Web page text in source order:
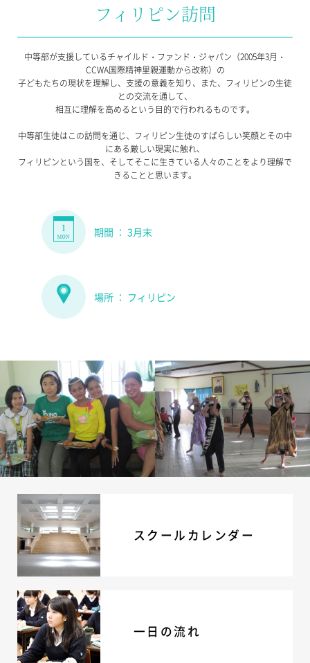
クラブ・同好会紹介
制服紹介
生徒の作品
ADMISSION
入試・入学案内
入試要項
入試結果
入学金・学費等一覧
入試問題
学校案内
公開行事の紹介
編入学・転入学試験
よくあるご質問
INFORMATION
総合案内
ニュース・トピック
お問い合わせ
キャンパスマップ
アクセスマップ
緊急・災害時の対応
ご支援をお考えの方へ
フィリピン訪問
中等部が支援しているチャイルド・ファンド・ジャパン（2005年3月・
CCWA国際精神里親運動から改称）の
子どもたちの現状を理解し、支援の意義を知り、また、フィリピンの生徒
との交流を通して、
相互に理解を高めるという目的で行われるものです。
中等部生徒はこの訪問を通じ、フィリピン生徒のすばらしい笑顔とその中
にある厳しい現実に触れ、
フィリピンという国を、そしてそこに生きている人々のことをより理解で
きることと思います。
期間 ： 3月末
場所 ： フィリピン
スクールカレンダー
一日の流れ